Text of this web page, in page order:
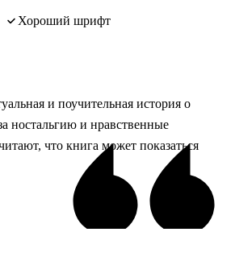
хороший шрифт
и поучительная история о
ностальгию и нравственные
что книга может показаться